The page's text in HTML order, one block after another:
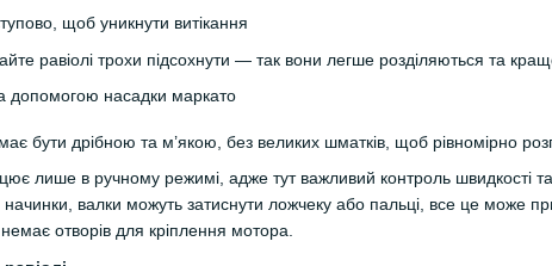
щоб уникнути витікання
равіолі трохи підсохнути — так вони легше розділяються та
бути дрібною та м’якою, без великих шматків, щоб рівномірно
лише в ручному режимі, адже тут важливий контроль швидкості та
валки можуть затиснути ложчеку або пальці, все це може
отворів для кріплення мотора.